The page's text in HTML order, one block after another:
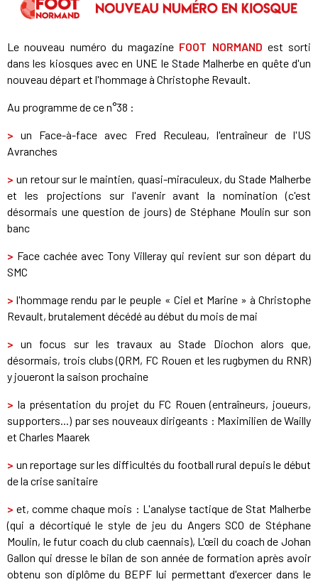
Le nouveau numéro du magazine FOOT NORMAND est sorti
dans les kiosques avec en UNE le Stade Malherbe en quête d'un
nouveau départ et l'hommage à Christophe Revault.
Au programme de ce n°38 :
>un Face-à-face avec Fred Reculeau, l'entraîneur de l'US
Avranches
> un retour sur le maintien, quasi-miraculeux, du Stade Malherbe
et les projections sur l'avenir avant la nomination (c'est
désormais une question de jours) de Stéphane Moulin sur son
banc
> Face cachée avec Tony Villeray qui revient sur son départ du
SMC
>l'hommage rendu par le peuple « Ciel et Marine » à Christophe
Revault, brutalement décédé au début du mois de mai
>un focus sur les travaux au Stade Diochon alors que,
désormais, trois clubs (QRM, FC Rouen et les rugbymen du RNR)
y joueront la saison prochaine
> la présentation du projet du FC Rouen (entraîneurs, joueurs,
supporters...) par ses nouveaux dirigeants : Maximilien de Wailly
et Charles Maarek
> un reportage sur les difficultés du football rural depuis le début
de la crise sanitaire
> et, comme chaque mois : L'analyse tactique de Stat Malherbe
(qui a décortiqué le style de jeu du Angers SCO de Stéphane
Moulin, le futur coach du club caennais), L'œil du coach de Johan
Gallon qui dresse le bilan de son année de formation après avoir
obtenu son diplôme du BEPF lui permettant d'exercer dans le